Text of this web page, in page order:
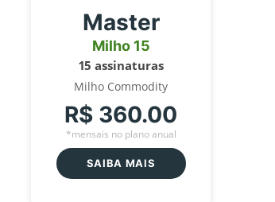
Master
Milho 15
15 assinaturas
Milho Commodity
R$ 360.00
*mensais no plano anual
SAIBA MAIS